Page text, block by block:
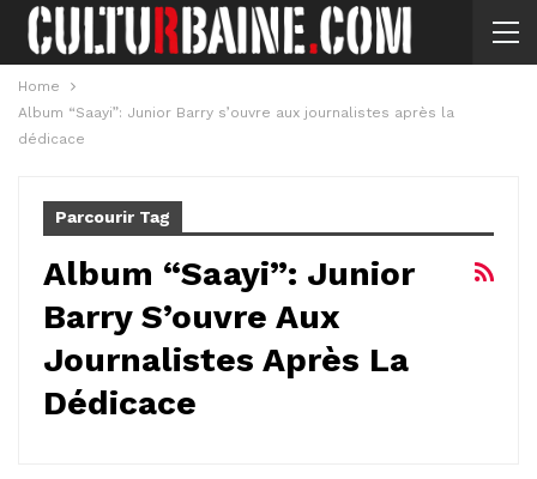
Home
Album “Saayi”: Junior Barry s’ouvre aux journalistes après la
dédicace
Parcourir Tag
Album “Saayi”: Junior
Barry S’ouvre Aux
Journalistes Après La
Dédicace